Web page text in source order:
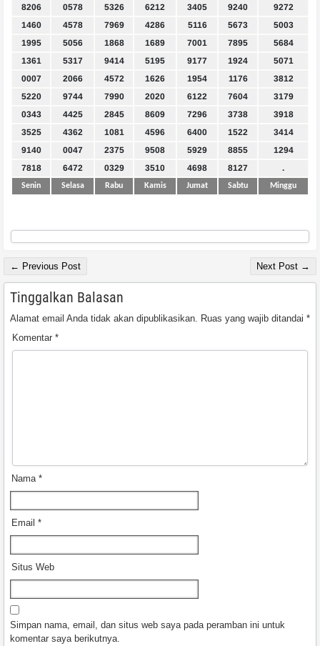
8206
0578 5326 6212 3405 9240
9272
1460
4578 7969 4286 5116 5673
5003
1995
5056 1868 1689 7001 7895
5684
1361
5317 9414 5195 9177 1924
5071
0007
2066 4572 1626 1954 1176
3812
5220
9744 7990 2020 6122 7604
3179
0343
4425 2845 8609 7296 3738
3918
3525
4362 1081 4596 6400 1522
3414
9140
0047 2375 9508 5929 8855
1294
7818
6472 0329 3510 4698 8127 .
Senin Selasa Rabu Kamis Jumat Sabtu Minggu
← Previous Post Next Post →
Tinggalkan Balasan
Alamat email Anda tidak akan dipublikasikan. Ruas yang wajib ditandai *
Komentar *
Nama *
Email *
Situs Web
Simpan nama, email, dan situs web saya pada peramban ini untuk
komentar saya berikutnya.